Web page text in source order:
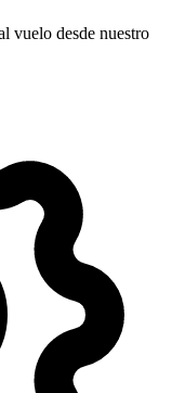
vuelo desde nuestro